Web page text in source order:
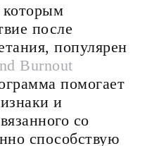
после
популярен
Burnout
помогает
и
со
способствую